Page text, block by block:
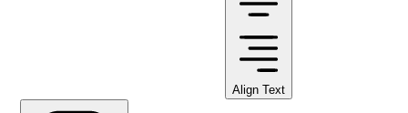
Align Text